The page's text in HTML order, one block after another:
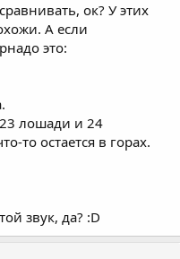
ок? У этих
А если
это:
лошади и 24
то остается в горах.
звук, да? :D